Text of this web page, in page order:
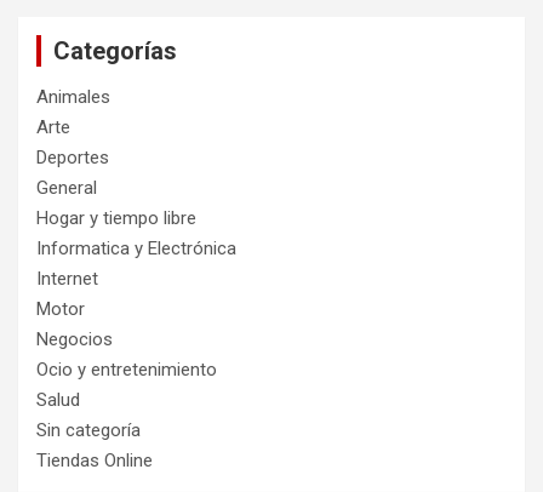
Categorías
Animales
Arte
Deportes
General
Hogar y tiempo libre
Informatica y Electrónica
Internet
Motor
Negocios
Ocio y entretenimiento
Salud
Sin categoría
Tiendas Online